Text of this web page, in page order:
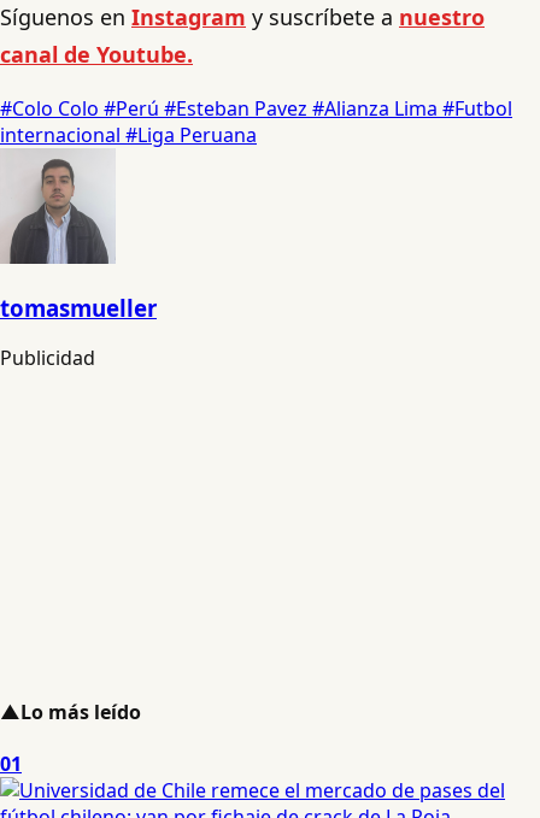
Síguenos en Instagram y suscríbete a nuestro
canal de Youtube.
#Colo Colo #Perú #Esteban Pavez #Alianza Lima #Futbol
internacional #Liga Peruana
tomasmueller
Publicidad
▲Lo más leído
01